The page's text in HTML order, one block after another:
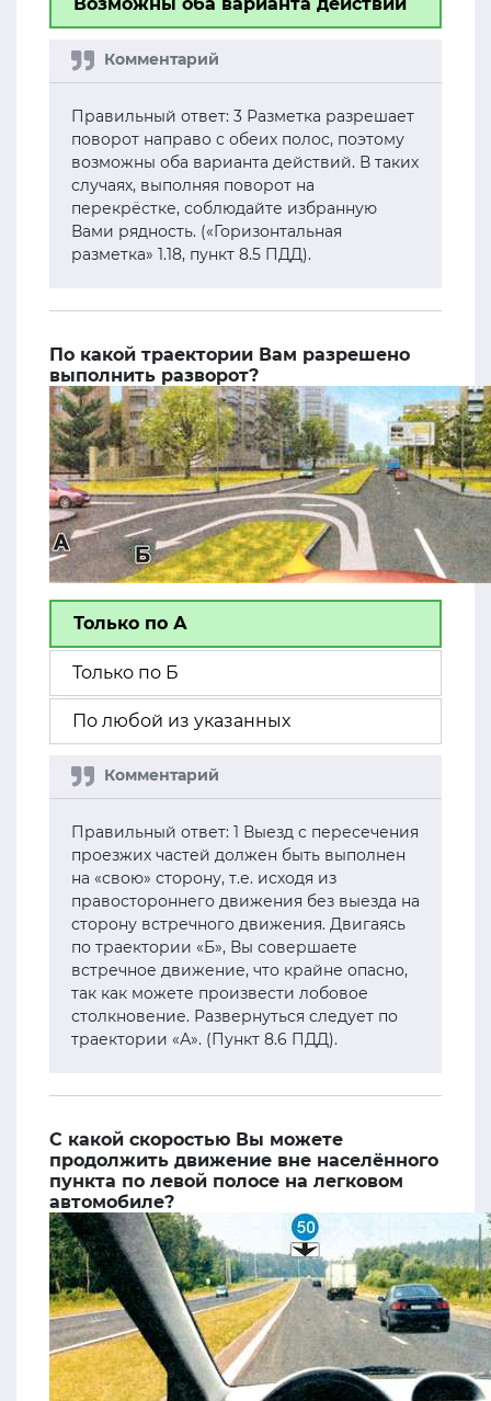
Правильный ответ: 3 Разметка разрешает
поворот направо с обеих полос, поэтому
возможны оба варианта действий. В таких
случаях, выполняя поворот на
перекрёстке, соблюдайте избранную
Вами рядность. («Горизонтальная
разметка» 1.18, пункт 8.5 ПДД).
По какой траектории Вам разрешено
выполнить разворот?
Только по А
Только по Б
По любой из указанных
Правильный ответ: 1 Выезд с пересечения
проезжих частей должен быть выполнен
на «свою» сторону, т.е. исходя из
правостороннего движения без выезда на
сторону встречного движения. Двигаясь
по траектории «Б», Вы совершаете
встречное движение, что крайне опасно,
так как можете произвести лобовое
столкновение. Развернуться следует по
траектории «А». (Пункт 8.6 ПДД).
С какой скоростью Вы можете
продолжить движение вне населённого
пункта по левой полосе на легковом
автомобиле?